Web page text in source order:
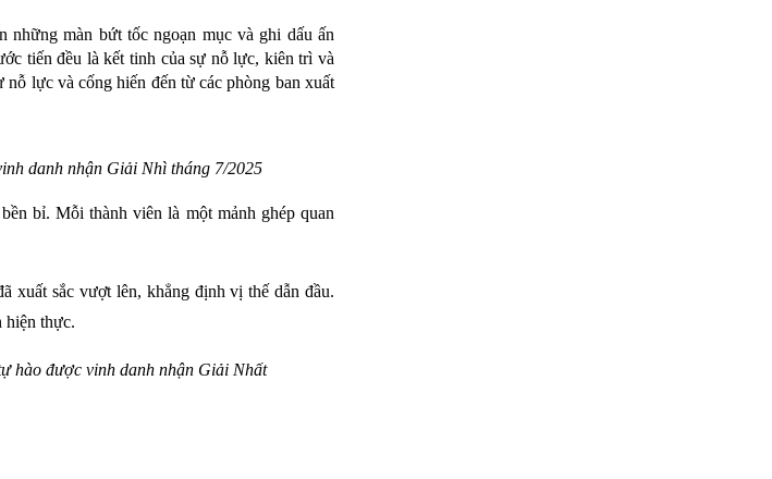
màn bứt tốc ngoạn mục và ghi dấu ấn
tiến đều là kết tinh của sự nỗ lực, kiên trì và
lực và cống hiến đến từ các phòng ban xuất
danh nhận Giải Nhì tháng 7/2025
bỉ. Mỗi thành viên là một mảnh ghép quan
xuất sắc vượt lên, khẳng định vị thế dẫn đầu.
hiện thực.
hào được vinh danh nhận Giải Nhất